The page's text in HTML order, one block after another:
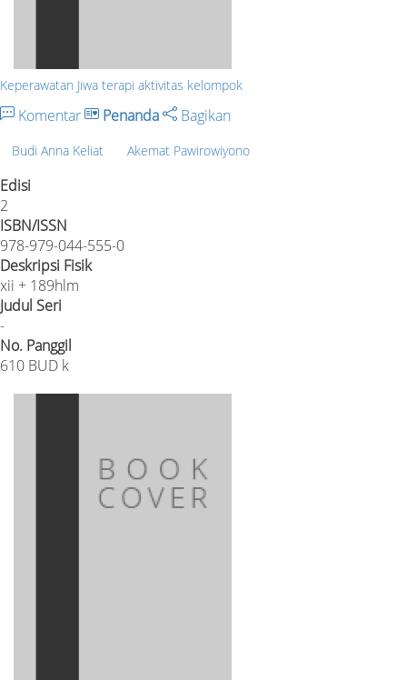
Keperawatan Jiwa terapi aktivitas kelompok
Komentar Penanda Bagikan
Budi Anna Keliat Akemat Pawirowiyono
Edisi
2
ISBN/ISSN
978-979-044-555-0
Deskripsi Fisik
xii + 189hlm
Judul Seri
-
No. Panggil
610 BUD k